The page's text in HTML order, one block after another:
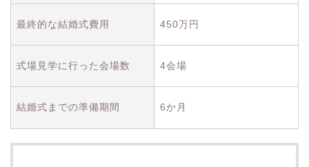
最終的な結婚式費用 450万円
式場見学に行った会場数 4会場
結婚式までの準備期間 6か月